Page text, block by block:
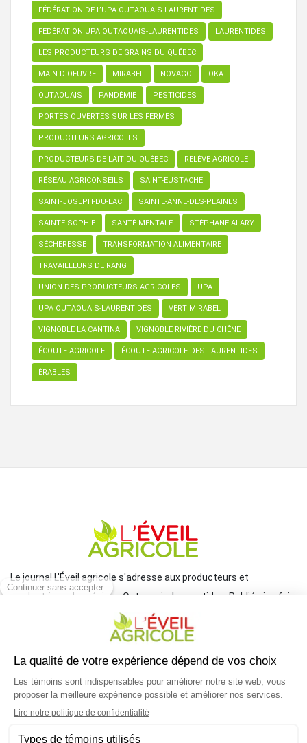
FÉDÉRATION DE L’UPA OUTAOUAIS-LAURENTIDES
FÉDÉRATION UPA OUTAOUAIS-LAURENTIDES LAURENTIDES
LES PRODUCTEURS DE GRAINS DU QUÉBEC
MAIN-D'OEUVRE MIRABEL NOVAGO OKA
OUTAOUAIS PANDÉMIE PESTICIDES
PORTES OUVERTES SUR LES FERMES
PRODUCTEURS AGRICOLES
PRODUCTEURS DE LAIT DU QUÉBEC RELÈVE AGRICOLE
RÉSEAU AGRICONSEILS SAINT-EUSTACHE
SAINT-JOSEPH-DU-LAC SAINTE-ANNE-DES-PLAINES
SAINTE-SOPHIE SANTÉ MENTALE STÉPHANE ALARY
SÉCHERESSE TRANSFORMATION ALIMENTAIRE
TRAVAILLEURS DE RANG
UNION DES PRODUCTEURS AGRICOLES UPA
UPA OUTAOUAIS-LAURENTIDES VERT MIRABEL
VIGNOBLE LA CANTINA VIGNOBLE RIVIÈRE DU CHÊNE
ÉCOUTE AGRICOLE ÉCOUTE AGRICOLE DES LAURENTIDES
ÉRABLES
Le journal L'Éveil agricole s'adresse aux producteurs et
productrices des régions Outaouais-Laurentides. Publié cinq fois
par année par le Groupe JCL, il traite de l'actualité et des grands
enjeux reliés à l'agriculture.
COORDONNÉES
mlemay@groupejcl.ca
450 472-3440, poste 250